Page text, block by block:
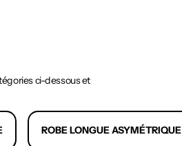
ci-dessous et
ROBE LONGUE ASYMÉTRIQUE